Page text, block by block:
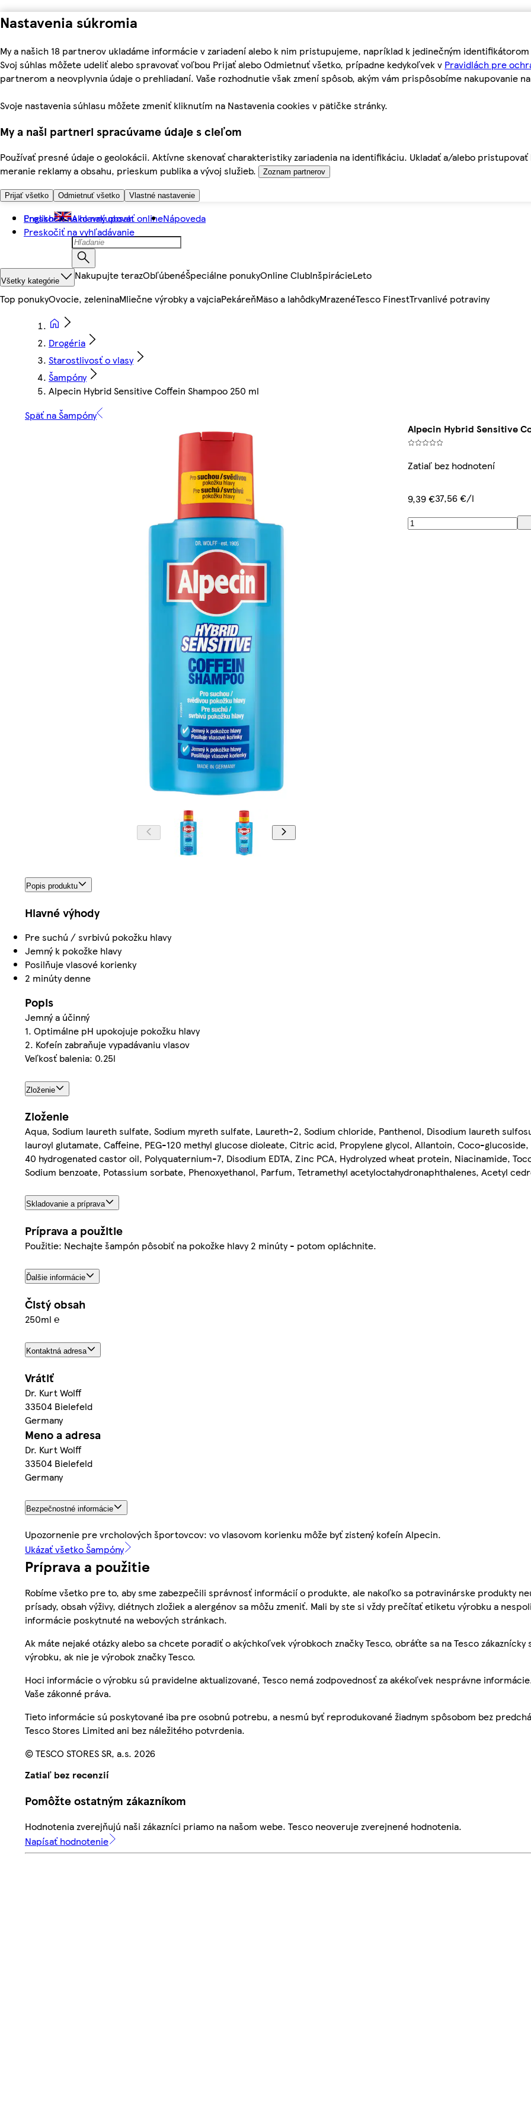
Nastavenia súkromia
My a našich 18 partnerov ukladáme informácie v zariadení alebo k nim pristupujeme, napríklad k jedinečným
Svoj súhlas môžete udeliť alebo spravovať voľbou Prijať alebo Odmietnuť všetko, prípadne kedykoľvek v Pravidlách pre
partnerom a neovplyvnia údaje o prehliadaní. Vaše rozhodnutie však zmení spôsob, akým vám prispôsobíme nakupovanie
Svoje nastavenia súhlasu môžete zmeniť kliknutím na Nastavenia cookies v pätičke stránky.
My a naši partneri spracúvame údaje s cieľom
Používať presné údaje o geolokácii. Aktívne skenovať charakteristiky zariadenia na identifikáciu. Ukladať a/alebo
meranie reklamy a obsahu, prieskum publika a vývoj služieb.
Zoznam partnerov
Prijať všetko Odmietnuť všetko Vlastné nastavenie
Preskočiť na hlavný obsah
Preskočiť na vyhľadávanie
English Ako nakupovať onlineNápoveda
Všetky kategórie Nakupujte terazObľúbenéŠpeciálne ponukyOnline ClubInšpirácieLeto
Top ponukyOvocie, zeleninaMliečne výrobky a vajciaPekáreňMäso a lahôdkyMrazenéTesco FinestTrvanlivé potraviny
Drogéria
Starostlivosť o vlasy
Šampóny
Alpecin Hybrid Sensitive Coffein Shampoo 250 ml
Späť na Šampóny
Alpecin Hybrid Sensitive
Zatiaľ bez hodnotení
9,39 €37,56 €/l
Popis produktu
Hlavné výhody
Pre suchú / svrbivú pokožku hlavy
Jemný k pokožke hlavy
Posilňuje vlasové korienky
2 minúty denne
Popis
Jemný a účinný
1. Optimálne pH upokojuje pokožku hlavy
2. Kofeín zabraňuje vypadávaniu vlasov
Veľkosť balenia: 0.25l
Zloženie
Zloženie
Aqua, Sodium laureth sulfate, Sodium myreth sulfate, Laureth-2, Sodium chloride, Panthenol, Disodium laureth
lauroyl glutamate, Caffeine, PEG-120 methyl glucose dioleate, Citric acid, Propylene glycol, Allantoin, Coco-
40 hydrogenated castor oil, Polyquaternium-7, Disodium EDTA, Zinc PCA, Hydrolyzed wheat protein, Niacinamide,
Sodium benzoate, Potassium sorbate, Phenoxyethanol, Parfum, Tetramethyl acetyloctahydronaphthalenes, Acetyl
Skladovanie a príprava
Príprava a použitie
Použitie: Nechajte šampón pôsobiť na pokožke hlavy 2 minúty - potom opláchnite.
Ďalšie informácie
Čistý obsah
250ml ℮
Kontaktná adresa
Vrátiť
Dr. Kurt Wolff
33504 Bielefeld
Germany
Meno a adresa
Dr. Kurt Wolff
33504 Bielefeld
Germany
Bezpečnostné informácie
Upozornenie pre vrcholových športovcov: vo vlasovom korienku môže byť zistený kofeín Alpecin.
Ukázať všetko Šampóny
Príprava a použitie
Robíme všetko pre to, aby sme zabezpečili správnosť informácií o produkte, ale nakoľko sa potravinárske produkty
prísady, obsah výživy, diétnych zložiek a alergénov sa môžu zmeniť. Mali by ste si vždy prečítať etiketu výrobku a
informácie poskytnuté na webových stránkach.
Ak máte nejaké otázky alebo sa chcete poradiť o akýchkoľvek výrobkoch značky Tesco, obráťte sa na Tesco
výrobku, ak nie je výrobok značky Tesco.
Hoci informácie o výrobku sú pravidelne aktualizované, Tesco nemá zodpovednosť za akékoľvek nesprávne
Vaše zákonné práva.
Tieto informácie sú poskytované iba pre osobnú potrebu, a nesmú byť reprodukované žiadnym spôsobom bez
Tesco Stores Limited ani bez náležitého potvrdenia.
© TESCO STORES SR, a.s. 2026
Zatiaľ bez recenzií
Pomôžte ostatným zákazníkom
Hodnotenia zverejňujú naši zákazníci priamo na našom webe. Tesco neoveruje zverejnené hodnotenia.
Napísať hodnotenie